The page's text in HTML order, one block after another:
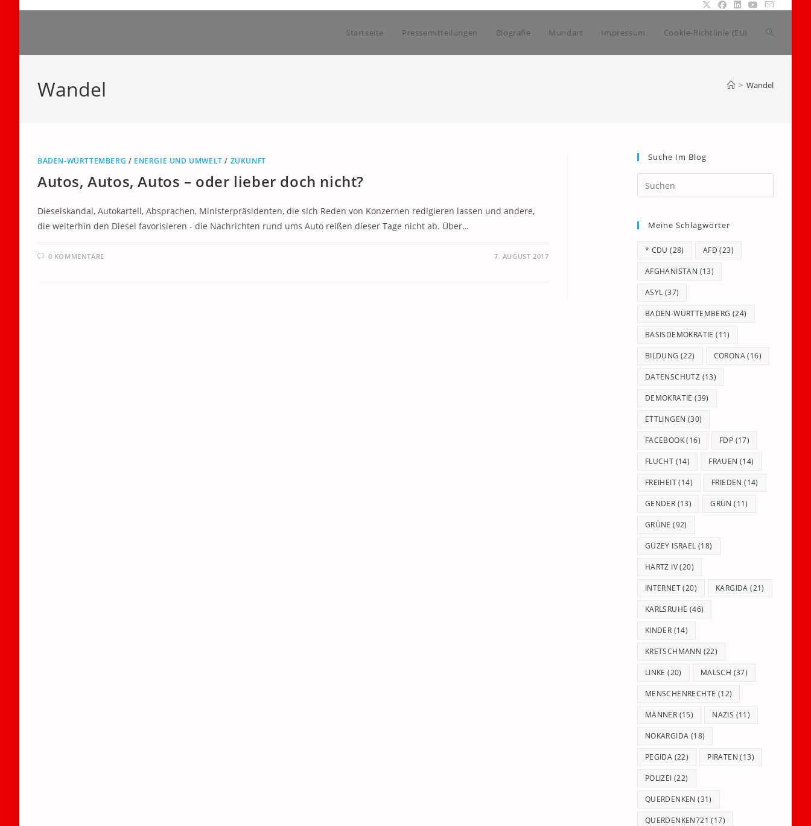
Startseite Pressemitteilungen Biografie Mundart Impressum Cookie-Richtlinie (EU) Website-
Wandel > Wandel
BADEN-WÜRTTEMBERG / ENERGIE UND UMWELT / ZUKUNFT
Autos, Autos, Autos – oder lieber doch nicht?
Dieselskandal, Autokartell, Absprachen, Ministerpräsidenten, die sich Reden von Konzernen redigieren lassen und andere,
die weiterhin den Diesel favorisieren - die Nachrichten rund ums Auto reißen dieser Tage nicht ab. Über…
0 KOMMENTARE 7. AUGUST 2017
Suche Im Blog
Escape
Meine Schlagwörter
* CDU (28) AFD (23)
AFGHANISTAN (13)
ASYL (37)
BADEN-WÜRTTEMBERG (24)
BASISDEMOKRATIE (11)
BILDUNG (22) CORONA(16)
DATENSCHUTZ (13)
DEMOKRATIE (39)
ETTLINGEN (30)
FACEBOOK(16) FDP (17)
FLUCHT (14) FRAUEN (14)
FREIHEIT(14) FRIEDEN (14)
GENDER (13) GRÜN (11)
GRÜNE (92)
GÜZEY ISRAEL (18)
HARTZ IV(20)
INTERNET(20) KARGIDA (21)
KARLSRUHE (46)
KINDER (14)
KRETSCHMANN (22)
LINKE (20) MALSCH (37)
MENSCHENRECHTE (12)
MÄNNER (15) NAZIS (11)
NOKARGIDA (18)
PEGIDA (22) PIRATEN (13)
POLIZEI (22)
QUERDENKEN (31)
QUERDENKEN721 (17)